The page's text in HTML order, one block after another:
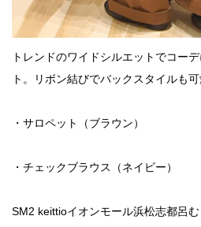
トレンドのワイドシルエットでコー
ト。リボン結びでバックスタイルも可
・サロペット（ブラウン）
・チェックブラウス（ネイビー）
SM2 keittioイオンモール浜松志都呂む